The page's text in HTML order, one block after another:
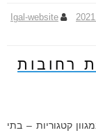
Igal-website
רחובות
קטגוריות – בתי